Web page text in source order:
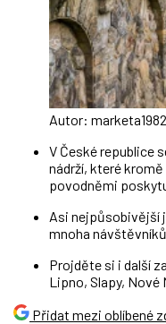
Autor:
V České republice
nádrží, které
povodněmi
Asi nejpůsobivější
mnoha
Projděte si i další
Lipno, Slapy, Nové
Přidat mezi oblíbené